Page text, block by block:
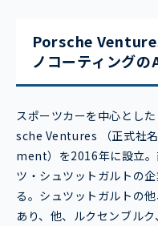
Porsche
ノコーティング
スポーツカーを中心とし
sche Ventures （正式社
ment）を2016年に設立
ツ・シュツットガルトの
る。シュツットガルトの
あり、他、ルクセンブル